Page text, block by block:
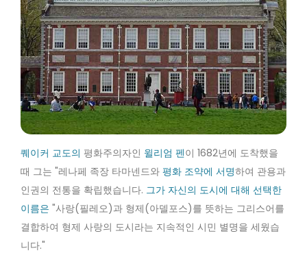
퀘이커 교도의 평화주의자인 윌리엄 펜이 1682년에 도착했을
때 그는 "레나페 족장 타마넨드와 평화 조약에 서명하여 관용과
인권의 전통을 확립했습니다. 그가 자신의 도시에 대해 선택한
이름은 "사랑(필레오)과 형제(아델포스)를 뜻하는 그리스어를
결합하여 형제 사랑의 도시라는 지속적인 시민 별명을 세웠습
니다."